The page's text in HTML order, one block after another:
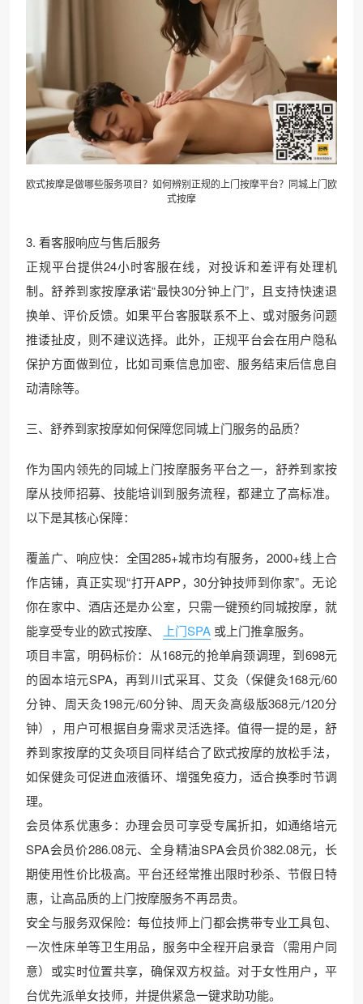
欧式按摩是做哪些服务项目？如何辨别正规的上门按摩平台？同城上门欧
式按摩
3. 看客服响应与售后服务
正规平台提供24小时客服在线，对投诉和差评有处理机
制。舒养到家按摩承诺“最快30分钟上门”，且支持快速退
换单、评价反馈。如果平台客服联系不上、或对服务问题
推诿扯皮，则不建议选择。此外，正规平台会在用户隐私
保护方面做到位，比如司乘信息加密、服务结束后信息自
动清除等。
三、舒养到家按摩如何保障您同城上门服务的品质？
作为国内领先的同城上门按摩服务平台之一，舒养到家按
摩从技师招募、技能培训到服务流程，都建立了高标准。
以下是其核心保障：
覆盖广、响应快：全国285+城市均有服务，2000+线上合
作店铺，真正实现“打开APP，30分钟技师到你家”。无论
你在家中、酒店还是办公室，只需一键预约同城按摩，就
能享受专业的欧式按摩、
上门SPA 或上门推拿服务。
项目丰富，明码标价：从168元的抢单肩颈调理，到698元
的固本培元SPA，再到川式采耳、艾灸（保健灸168元/60
分钟、周天灸198元/60分钟、周天灸高级版368元/120分
钟），用户可根据自身需求灵活选择。值得一提的是，舒
养到家按摩的艾灸项目同样结合了欧式按摩的放松手法，
如保健灸可促进血液循环、增强免疫力，适合换季时节调
理。
会员体系优惠多：办理会员可享受专属折扣，如通络培元
SPA会员价286.08元、全身精油SPA会员价382.08元，长
期使用性价比极高。平台还经常推出限时秒杀、节假日特
惠，让高品质的上门按摩服务不再昂贵。
安全与服务双保险：每位技师上门都会携带专业工具包、
一次性床单等卫生用品，服务中全程开启录音（需用户同
意）或实时位置共享，确保双方权益。对于女性用户，平
台优先派单女技师，并提供紧急一键求助功能。